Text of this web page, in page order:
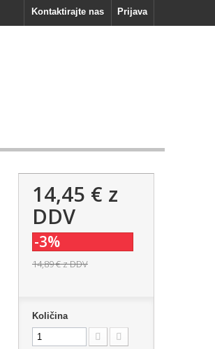
Prijava
Kontaktirajte nas
14,45 € z
DDV
-3%
14,89 €z DDV
Količina